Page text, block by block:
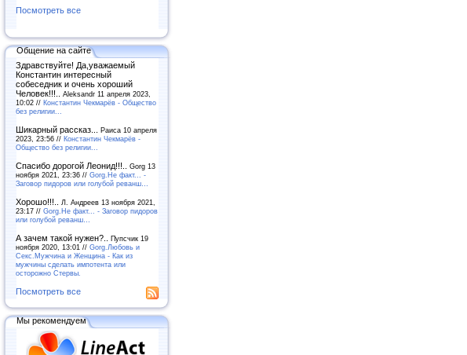
Посмотреть все
Общение на сайте
Здравствуйте! Да,уважаемый
Константин интересный
собеседник и очень хороший
Человек!!!.. Aleksandr 11 апреля 2023,
10:02 // Константин Чекмарёв - Общество
без религии...
Шикарный рассказ... Раиса 10 апреля
2023, 23:56 // Константин Чекмарёв -
Общество без религии...
Спасибо дорогой Леонид!!!.. Gorg 13
ноября 2021, 23:36 // Gorg.Не факт... -
Заговор пидоров или голубой реванш…
Хорошо!!!..
Л. Андреев 13 ноября 2021,
23:17 // Gorg.Не факт... - Заговор пидоров
или голубой реванш…
А зачем такой нужен?.. Пупсчик 19
ноября 2020, 13:01 // Gorg.Любовь и
Секс.Мужчина и Женщина - Как из
мужчины сделать импотента или
осторожно Стервы.
Посмотреть все
Мы рекомендуем